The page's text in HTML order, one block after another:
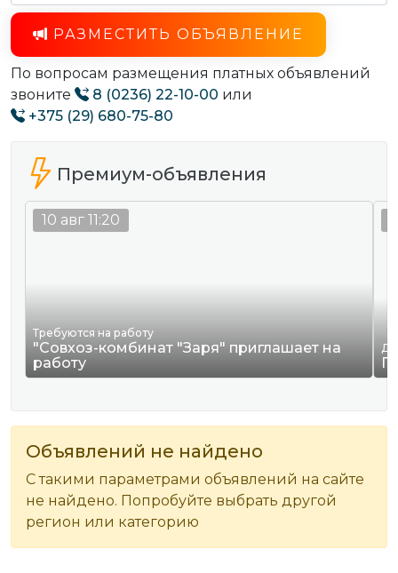
РАЗМЕСТИТЬ ОБЪЯВЛЕНИЕ
По вопросам размещения платных объявлений
звоните
8 (0236) 22-10-00 или
+375 (29) 680-75-80
Премиум-объявления
Требуются на работу
"Совхоз-комбинат "Заря" приглашает на
работу
10 авг 11:20
Объявлений не найдено
С такими параметрами объявлений на сайте
не найдено. Попробуйте выбрать другой
регион или категорию